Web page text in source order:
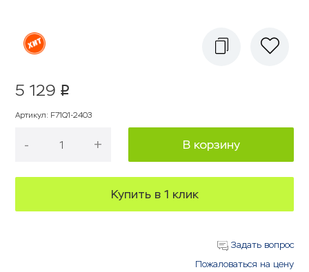
5 129 p
Артикул: F71Q1-2403
- + В корзину
Купить в 1 клик
Задать вопрос
Пожаловаться на цену